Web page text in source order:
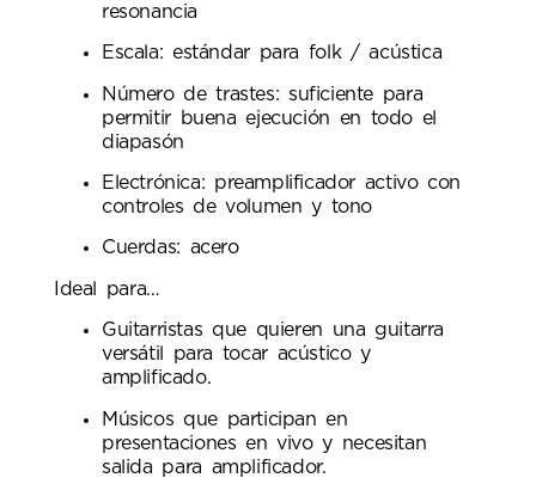
resonancia
Escala: estándar para folk / acústica
Número de trastes: suficiente para
permitir buena ejecución en todo el
diapasón
Electrónica: preamplificador activo con
controles de volumen y tono
Cuerdas: acero
Ideal para…
Guitarristas que quieren una guitarra
versátil para tocar acústico y
amplificado.
Músicos que participan en
presentaciones en vivo y necesitan
salida para amplificador.